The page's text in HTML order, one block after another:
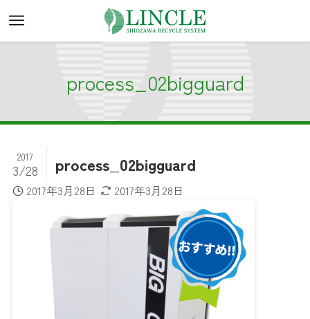
process_02bigguard
process_02bigguard
2017
3/28
2017年3月28日 2017年3月28日